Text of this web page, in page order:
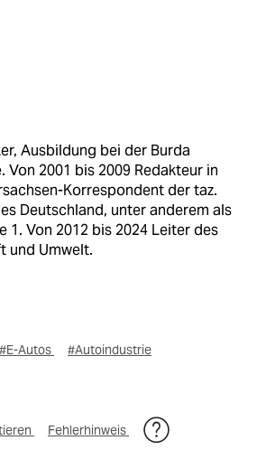
Ausbildung bei der Burda
2001 bis 2009 Redakteur in
Korrespondent der taz.
Deutschland, unter anderem als
1. Von 2012 bis 2024 Leiter des
und Umwelt.
#E-Autos
#Autoindustrie
Fehlerhinweis